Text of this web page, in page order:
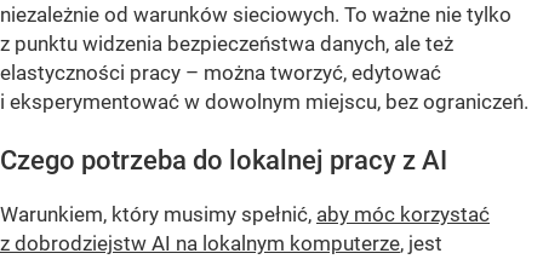
niezależnie od warunków sieciowych. To ważne nie tylko
z punktu widzenia bezpieczeństwa danych, ale też
elastyczności pracy – można tworzyć, edytować
i eksperymentować w dowolnym miejscu, bez ograniczeń.
Czego potrzeba do lokalnej pracy z AI
Warunkiem, który musimy spełnić, aby móc korzystać
z dobrodziejstw AI na lokalnym komputerze, jest